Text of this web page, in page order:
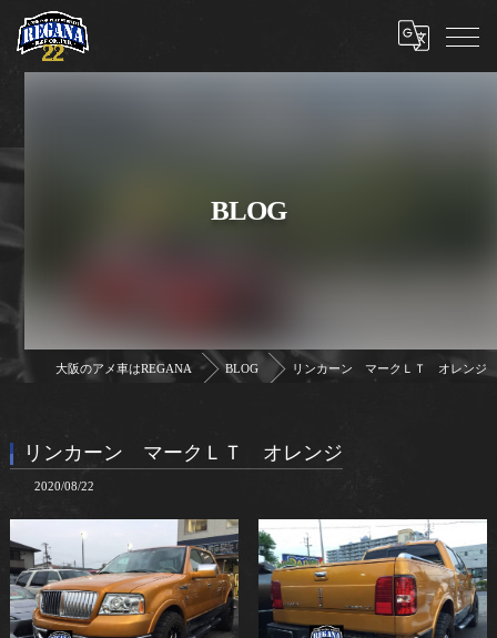
BLOG
大阪のアメ車はREGANA BLOG リンカーン マークＬＴ オレンジ
リンカーン マークＬＴ オレンジ
2020/08/22